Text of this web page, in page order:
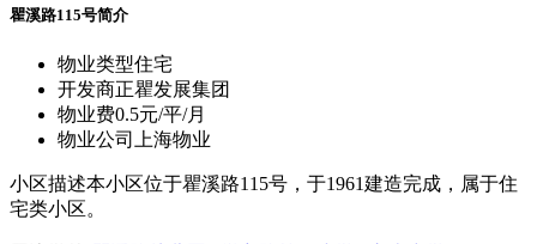
瞿溪路115号简介
物业类型住宅
开发商正瞿发展集团
物业费0.5元/平/月
物业公司
上海物业
小区描述本小区位于瞿溪路115号，于1961建造完成，属于住
宅类小区。